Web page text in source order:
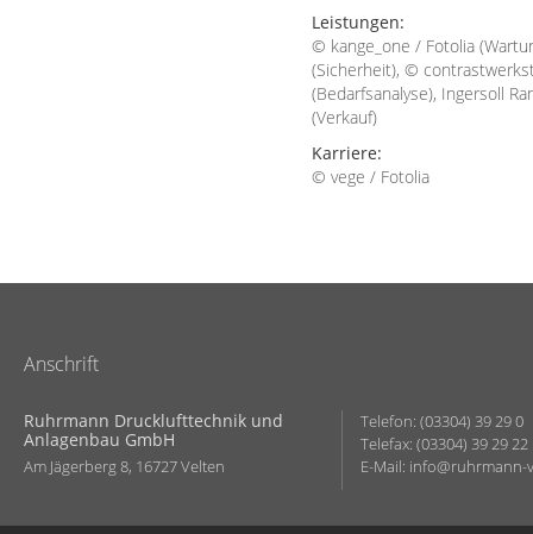
Leistungen:
© kange_one / Fotolia
(Sicherheit), ©
(Bedarfsanalyse), Ingersoll
(Verkauf)
Karriere:
© vege / Fotolia
Anschrift
Ruhrmann Drucklufttechnik und
Anlagenbau GmbH
Am Jägerberg 8, 16727 Velten
Telefon: (03304) 39 29 0
Telefax: (03304) 39 29 22
E-Mail: info@ruhrmann-